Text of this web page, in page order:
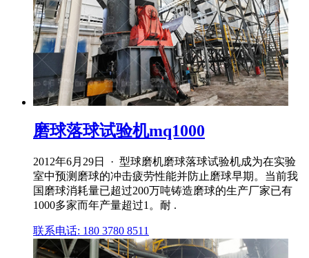
磨球落球试验机mq1000
2012年6月29日 · 型球磨机磨球落球试验机成为在实验
室中预测磨球的冲击疲劳性能并防止磨球早期。当前我
国磨球消耗量已超过200万吨铸造磨球的生产厂家已有
1000多家而年产量超过1。耐 .
联系电话: 180 3780 8511